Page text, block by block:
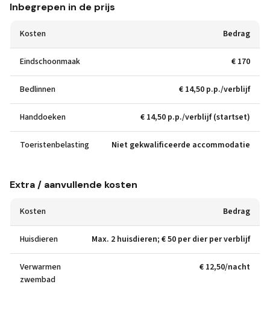
Inbegrepen in de prijs
Kosten Bedrag
Eindschoonmaak € 170
Bedlinnen € 14,50 p.p./verblijf
Handdoeken € 14,50 p.p./verblijf (startset)
Toeristenbelasting Niet gekwalificeerde accommodatie
Extra / aanvullende kosten
Kosten Bedrag
Huisdieren Max. 2 huisdieren; € 50 per dier per verblijf
Verwarmen
zwembad
€ 12,50/nacht